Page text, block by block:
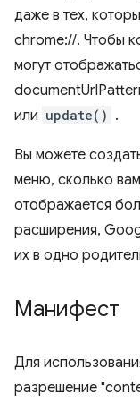
даже в тех,
chrome://. Чтобы
могут
или update() .
Вы можете
меню, сколько
отображается
расширения,
их в одно
Манифест
Для
разрешение